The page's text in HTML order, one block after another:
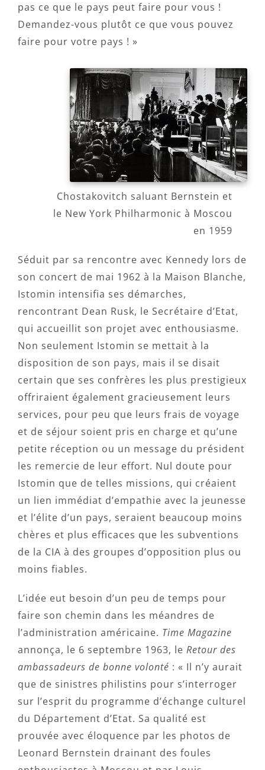
pas ce que le pays peut faire pour vous !
Demandez-vous plutôt ce que vous pouvez
faire pour votre pays ! »
Chostakovitch saluant Bernstein et
le New York Philharmonic à Moscou
en 1959
Séduit par sa rencontre avec Kennedy lors de
son concert de mai 1962 à la Maison Blanche,
Istomin intensifia ses démarches,
rencontrant Dean Rusk, le Secrétaire d’Etat,
qui accueillit son projet avec enthousiasme.
Non seulement Istomin se mettait à la
disposition de son pays, mais il se disait
certain que ses confrères les plus prestigieux
offriraient également gracieusement leurs
services, pour peu que leurs frais de voyage
et de séjour soient pris en charge et qu’une
petite réception ou un message du président
les remercie de leur effort. Nul doute pour
Istomin que de telles missions, qui créaient
un lien immédiat d’empathie avec la jeunesse
et l’élite d’un pays, seraient beaucoup moins
chères et plus efficaces que les subventions
de la CIA à des groupes d’opposition plus ou
moins fiables.
L’idée eut besoin d’un peu de temps pour
faire son chemin dans les méandres de
l’administration américaine. Time Magazine
annonça, le 6 septembre 1963, le Retour des
ambassadeurs de bonne volonté : « Il n’y aurait
que de sinistres philistins pour s’interroger
sur l’esprit du programme d’échange culturel
du Département d’Etat. Sa qualité est
prouvée avec éloquence par les photos de
Leonard Bernstein drainant des foules